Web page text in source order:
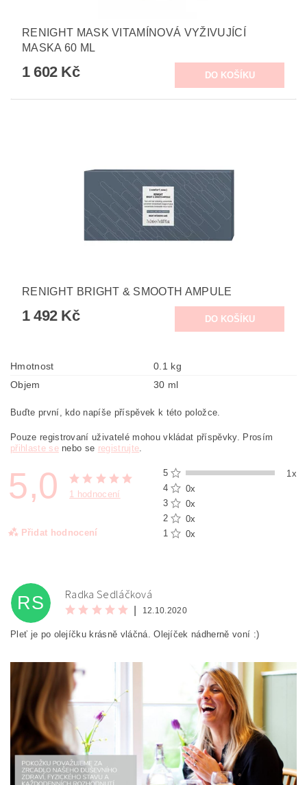
RENIGHT MASK VITAMÍNOVÁ VYŽIVUJÍCÍ
MASKA 60 ML
1 602 Kč
RENIGHT BRIGHT & SMOOTH AMPULE
1 492 Kč
Hmotnost
0.1 kg
Objem
30 ml
Buďte první, kdo napíše příspěvek k této položce.
Pouze registrovaní uživatelé mohou vkládat příspěvky. Prosím
přihlaste senebo se registrujte.
5,0 1 hodnocení
Přidat hodnocení
5
1x
4
0x
3
0x
2
0x
1
0x
Odesláním formuláře/objednávky vyjadřujete souhlas
se zpracováním osobních údajů v souladu sdefinicí
ochrany osobních údajů
RS Radka Sedláčková
12.10.2020
Pleť je po olejíčku krásně vláčná. Olejíček nádherně voní :)